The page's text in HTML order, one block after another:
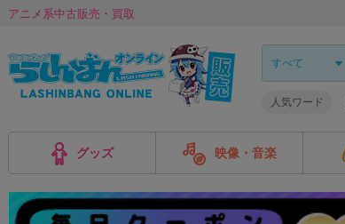
アニメ系中古販売・買取
人気ワード
グッズ 映像・音楽